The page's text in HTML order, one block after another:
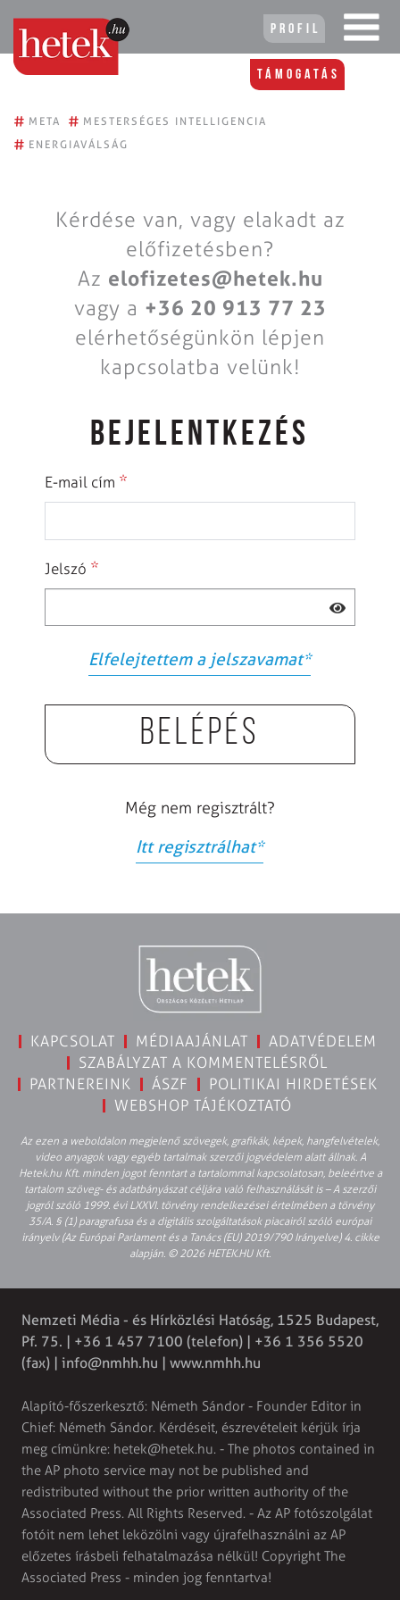
Profil
Támogatás
# META # MESTERSÉGES INTELLIGENCIA
# ENERGIAVÁLSÁG
Kérdése van, vagy elakadt az
előfizetésben?
Az elofizetes@hetek.hu
vagy a +36 20 913 77 23
elérhetőségünkön lépjen
kapcsolatba velünk!
BEJELENTKEZÉS
E-mail cím *
Jelszó *
Elfelejtettem a jelszavamat*
Belépés
Még nem regisztrált?
Itt regisztrálhat*
KAPCSOLAT MÉDIAAJÁNLAT
ADATVÉDELEM
SZABÁLYZAT A KOMMENTELÉSRŐL
PARTNEREINK
ÁSZF
POLITIKAI HIRDETÉSEK
WEBSHOP TÁJÉKOZTATÓ
Az ezen a weboldalon megjelenő szövegek, grafikák, képek, hangfelvételek,
video anyagok vagy egyéb tartalmak szerzői jogvédelem alatt állnak. A
Hetek.hu Kft. minden jogot fenntart a tartalommal kapcsolatosan, beleértve a
tartalom szöveg- és adatbányászat céljára való felhasználását is – A szerzői
jogról szóló 1999. évi LXXVI. törvény rendelkezései értelmében a törvény
35/A. § (1) paragrafusa és a digitális szolgáltatások piacairól szóló európai
irányelv (Az Európai Parlament és a Tanács (EU) 2019/790 Irányelve) 4. cikke
alapján. © 2026 HETEK.HU Kft.
Nemzeti Média - és Hírközlési Hatóság, 1525 Budapest,
Pf. 75. | +36 1 457 7100 (telefon) | +36 1 356 5520
(fax) | info@nmhh.hu | www.nmhh.hu
Alapító-főszerkesztő: Németh Sándor - Founder Editor in
Chief: Németh Sándor. Kérdéseit, észrevételeit kérjük írja
meg címünkre: hetek@hetek.hu. - The photos contained in
the AP photo service may not be published and
redistributed without the prior written authority of the
Associated Press. All Rights Reserved. - Az AP fotószolgálat
fotóit nem lehet leközölni vagy újrafelhasználni az AP
előzetes írásbeli felhatalmazása nélkül! Copyright The
Associated Press - minden jog fenntartva!